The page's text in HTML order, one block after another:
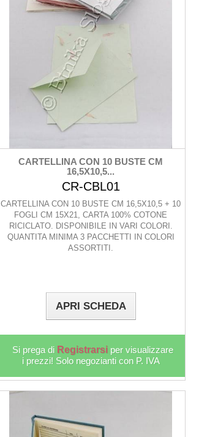
CARTELLINA CON 10 BUSTE CM
16,5X10,5...
CR-CBL01
CARTELLINA CON 10 BUSTE CM 16,5X10,5 + 10
FOGLI CM 15X21, CARTA 100% COTONE
RICICLATO. DISPONIBILE IN VARI COLORI.
QUANTITA MINIMA 3 PACCHETTI IN COLORI
ASSORTITI.
APRI SCHEDA
Si prega di Registrarsi per visualizzare
i prezzi! Solo negozianti con P. IVA